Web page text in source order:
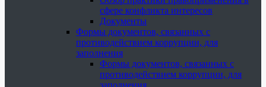
сфере конфликта интересов
Документы
Формы документов, связанных с
противодействием коррупции, для
заполнения
Формы документов, связанных с
противодействием коррупции, для
заполнения